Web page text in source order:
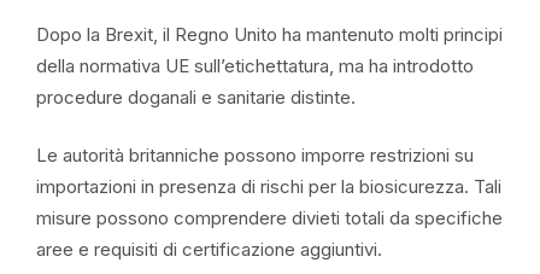
Dopo la Brexit, il Regno Unito ha mantenuto molti principi
della normativa UE sull’etichettatura, ma ha introdotto
procedure doganali e sanitarie distinte.
Le autorità britanniche possono imporre restrizioni su
importazioni in presenza di rischi per la biosicurezza. Tali
misure possono comprendere divieti totali da specifiche
aree e requisiti di certificazione aggiuntivi.